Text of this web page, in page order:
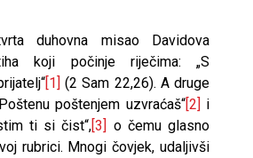
duhovna misao Davidova
koji počinje riječima: „S
[1] (2 Sam 22,26). A druge
poštenjem uzvraćaš“[2] i
ti si čist“,[3] o čemu glasno
rubrici. Mnogi čovjek, udaljivši